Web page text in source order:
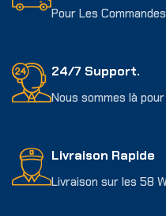
Pour Les
24/7 Support.
Nous sommes là
Livraison Rapide
Livraison sur les 58